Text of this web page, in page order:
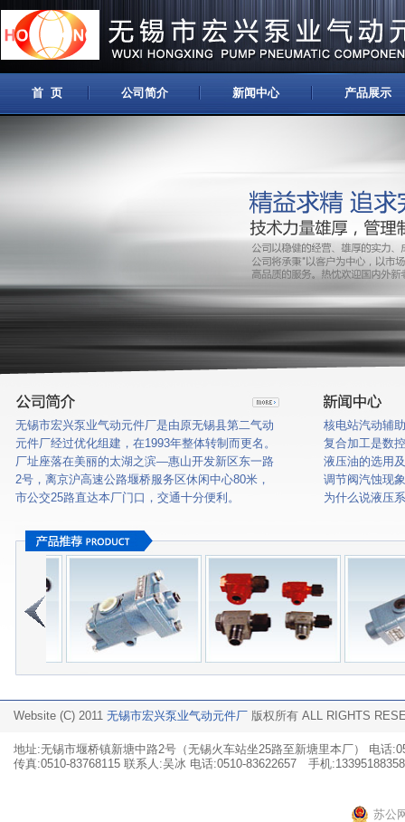
首 页 公司简介 新闻中心 产品展示
无锡市宏兴泵业气动元件厂是由原无锡县第二气动
元件厂经过优化组建，在1993年整体转制而更名。
厂址座落在美丽的太湖之滨—惠山开发新区东一路
2号，离京沪高速公路堰桥服务区休闲中心80米，
市公交25路直达本厂门口，交通十分便利。
核电站汽动辅
复合加工是数
液压油的选用
调节阀汽蚀现
为什么说液压
Website (C) 2011 无锡市宏兴泵业气动元件厂 版权所有 ALL RIGHTS
地址:无锡市堰桥镇新塘中路2号（无锡火车站坐25路至新塘里本厂） 电话
传真:0510-83768115 联系人:吴冰 电话:0510-83622657 手机
苏公